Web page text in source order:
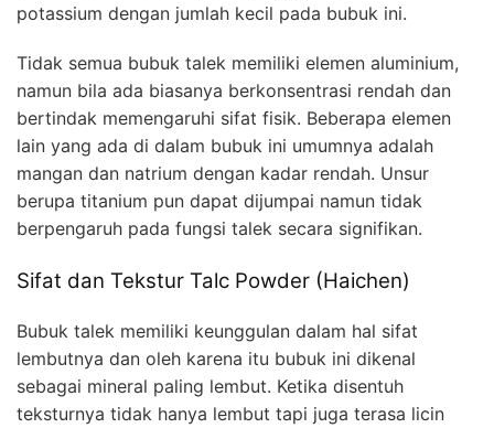
potassium dengan jumlah kecil pada bubuk ini.
Tidak semua bubuk talek memiliki elemen aluminium,
namun bila ada biasanya berkonsentrasi rendah dan
bertindak memengaruhi sifat fisik. Beberapa elemen
lain yang ada di dalam bubuk ini umumnya adalah
mangan dan natrium dengan kadar rendah. Unsur
berupa titanium pun dapat dijumpai namun tidak
berpengaruh pada fungsi talek secara signifikan.
Sifat dan Tekstur Talc Powder (Haichen)
Bubuk talek memiliki keunggulan dalam hal sifat
lembutnya dan oleh karena itu bubuk ini dikenal
sebagai mineral paling lembut. Ketika disentuh
teksturnya tidak hanya lembut tapi juga terasa licin